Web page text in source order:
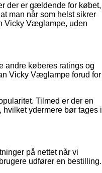
der er gældende for købet,
man når som helst sikrer
Vicky Væglampe, uden
andre køberes ratings og
Vicky Væglampe forud for
Tilmed er der en
ydermere bør tages i
på nettet når vi
udfører en bestilling.